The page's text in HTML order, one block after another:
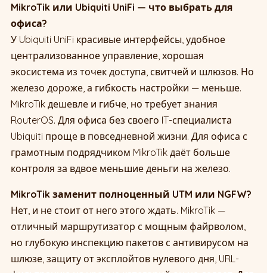
MikroTik или Ubiquiti UniFi — что выбрать для
офиса?
У Ubiquiti UniFi красивые интерфейсы, удобное
централизованное управление, хорошая
экосистема из точек доступа, свитчей и шлюзов. Но
железо дороже, а гибкость настройки — меньше.
MikroTik дешевле и гибче, но требует знания
RouterOS. Для офиса без своего IT-специалиста
Ubiquiti проще в повседневной жизни. Для офиса с
грамотным подрядчиком MikroTik даёт больше
контроля за вдвое меньшие деньги на железо.
MikroTik заменит полноценный UTM или NGFW?
Нет, и не стоит от него этого ждать. MikroTik —
отличный маршрутизатор с мощным файрволом,
но глубокую инспекцию пакетов с антивирусом на
шлюзе, защиту от эксплойтов нулевого дня, URL-